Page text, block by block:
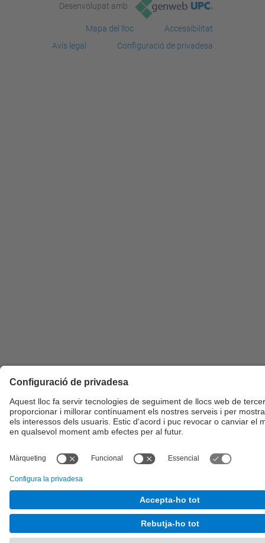
Desenvolupat amb
Mapa del lloc
Accessibilitat
Avís legal
Configuració de privadesa